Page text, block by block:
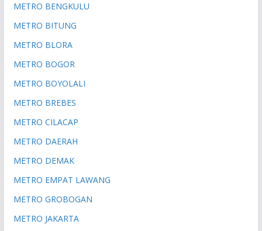
METRO BENGKULU
METRO BITUNG
METRO BLORA
METRO BOGOR
METRO BOYOLALI
METRO BREBES
METRO CILACAP
METRO DAERAH
METRO DEMAK
METRO EMPAT LAWANG
METRO GROBOGAN
METRO JAKARTA